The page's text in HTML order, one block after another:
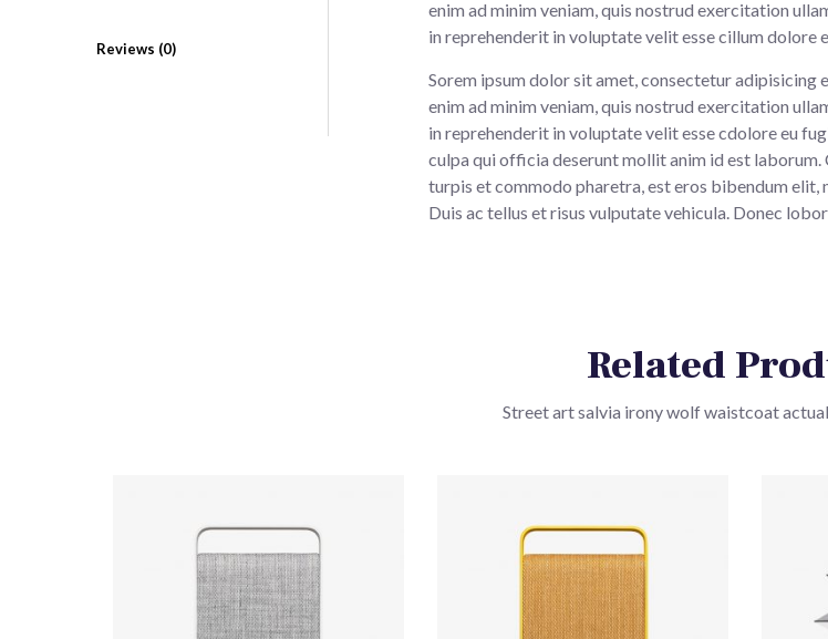
Reviews (0)
enim ad minim veniam, quis nostrud exercitation
in reprehenderit in voluptate velit esse cillum dolore
Sorem ipsum dolor sit amet, consectetur
enim ad minim veniam, quis nostrud exercitation
in reprehenderit in voluptate velit esse cdolore eu
culpa qui officia deserunt mollit anim id est
turpis et commodo pharetra, est eros bibendum elit,
Duis ac tellus et risus vulputate vehicula. Donec
Related
Street art salvia irony wolf waistcoat